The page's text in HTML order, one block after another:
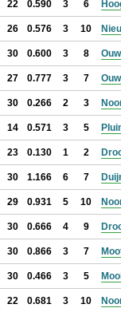
22 0.590 3 6
26 0.576 3 10
30 0.600 3 8
27 0.777 3 7
30 0.266 2 3
14 0.571 3 5
23 0.130 1 2
30 1.166 6 7
29 0.931 5 10
30 0.666 4 9
30 0.866 3 7
30 0.466 3 5
22 0.681 3 10